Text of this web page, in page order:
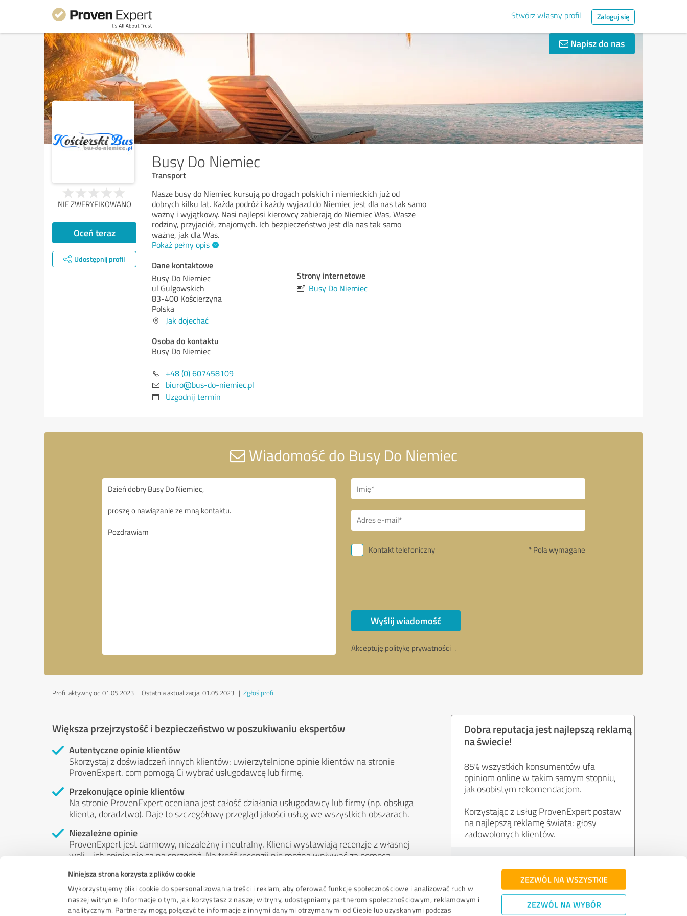
Niniejsza strona korzysta z plików cookie
Wykorzystujemy pliki cookie do spersonalizowania treści i reklam, aby oferować funkcje społecznościowe i analizować ruch w
naszej witrynie. Informacje o tym, jak korzystasz z naszej witryny, udostępniamy partnerom społecznościowym, reklamowym i
analitycznym. Partnerzy mogą połączyć te informacje z innymi danymi otrzymanymi od Ciebie lub uzyskanymi podczas
ZEZWÓL NA WSZYSTKIE
ZEZWÓL NA WYBÓR
Stwórz własny profil Zaloguj się
Napisz do nas
Busy Do Niemiec
Transport
NIE ZWERYFIKOWANO
Oceń teraz
Udostępnij profil
Nasze busy do Niemiec kursują po drogach polskich i niemieckich już od
dobrych kilku lat. Każda podróż i każdy wyjazd do Niemiec jest dla nas tak samo
ważny i wyjątkowy. Nasi najlepsi kierowcy zabierają do Niemiec Was, Wasze
rodziny, przyjaciół, znajomych. Ich bezpieczeństwo jest dla nas tak samo
ważne, jak dla Was.
Pokaż pełny opis
Dane kontaktowe
Busy Do Niemiec
ul Gulgowskich
83-400 Kościerzyna
Polska
Jak dojechać
Osoba do kontaktu
Busy Do Niemiec
+48 (0) 607458109
biuro@bus-do-niemiec.pl
Uzgodnij termin
Strony internetowe
Busy Do Niemiec
Wiadomość do Busy Do Niemiec
Kontakt telefoniczny * Pola wymagane
Wyślij wiadomość
Akceptuję politykę prywatności .
Profil aktywny od 01.05.2023 | Ostatnia aktualizacja: 01.05.2023 | Zgłoś profil
Większa przejrzystość i bezpieczeństwo w poszukiwaniu ekspertów
Autentyczne opinie klientów
Skorzystaj z doświadczeń innych klientów: uwierzytelnione opinie klientów na stronie
ProvenExpert. com pomogą Ci wybrać usługodawcę lub firmę.
Przekonujące opinie klientów
Na stronie ProvenExpert oceniana jest całość działania usługodawcy lub firmy (np. obsługa
klienta, doradztwo). Daje to szczegółowy przegląd jakości usług we wszystkich obszarach.
Niezależne opinie
ProvenExpert jest darmowy, niezależny i neutralny. Klienci wystawiają recenzje z własnej
woli - ich opinie nie są na sprzedaż. Na treść recenzji nie można wpływać za pomocą
Dobra reputacja jest najlepszą reklamą
na świecie!
85% wszystkich konsumentów ufa
opiniom online w takim samym stopniu,
jak osobistym rekomendacjom.
Korzystając z usług ProvenExpert postaw
na najlepszą reklamę świata: głosy
zadowolonych klientów.
Wypróbuj za darmo